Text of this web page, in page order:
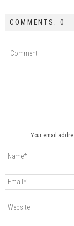
COMMENTS: 0
Your email